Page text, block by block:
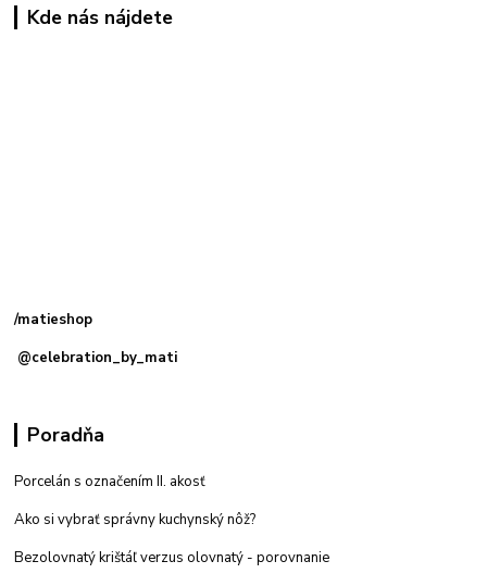
Kde nás nájdete
/matieshop
@celebration_by_mati
Poradňa
Porcelán s označením II. akosť
Ako si vybrať správny kuchynský nôž?
Bezolovnatý krištáľ verzus olovnatý - porovnanie